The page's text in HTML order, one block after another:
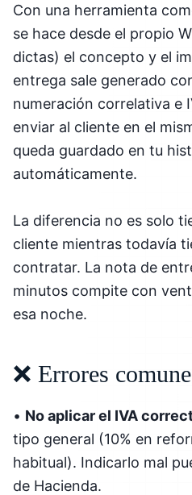
Con una herramienta
se hace desde el propio
dictas) el concepto y el
entrega sale generado
numeración correlativa e
enviar al cliente en el
queda guardado en tu
automáticamente.
La diferencia no es solo
cliente mientras todavía
contratar. La nota de
minutos compite con
esa noche.
❌ Errores
• No aplicar el IVA
tipo general (10% en
habitual). Indicarlo mal
de Hacienda.